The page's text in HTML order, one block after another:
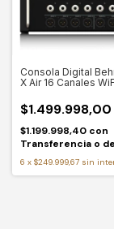
Consola Digital
X Air 16 Canales
$1.499.998,00
$1.199.998,40 con
Transferencia o
6 x $249.999,67 sin